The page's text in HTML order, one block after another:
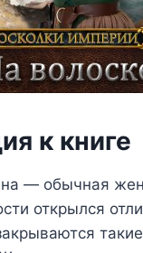
к книге
— обычная
открылся